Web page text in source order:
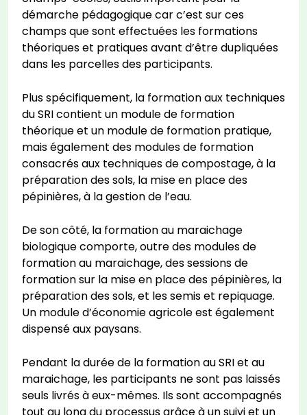
démarche pédagogique car c’est sur ces
champs que sont effectuées les formations
théoriques et pratiques avant d’être dupliquées
dans les parcelles des participants.
Plus spécifiquement, la formation aux techniques
du SRI contient un module de formation
théorique et un module de formation pratique,
mais également des modules de formation
consacrés aux techniques de compostage, à la
préparation des sols, la mise en place des
pépinières, à la gestion de l’eau.
De son côté, la formation au maraichage
biologique comporte, outre des modules de
formation au maraichage, des sessions de
formation sur la mise en place des pépinières, la
préparation des sols, et les semis et repiquage.
Un module d’économie agricole est également
dispensé aux paysans.
Pendant la durée de la formation au SRI et au
maraichage, les participants ne sont pas laissés
seuls livrés à eux-mêmes. Ils sont accompagnés